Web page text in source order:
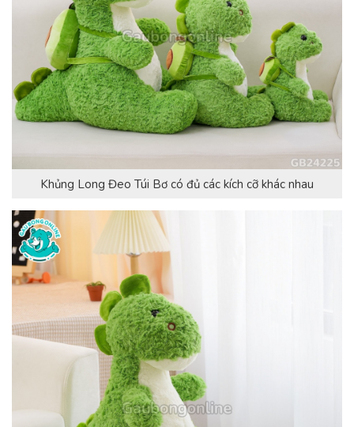
Khủng Long Đeo Túi Bơ có đủ các kích cỡ khác nhau